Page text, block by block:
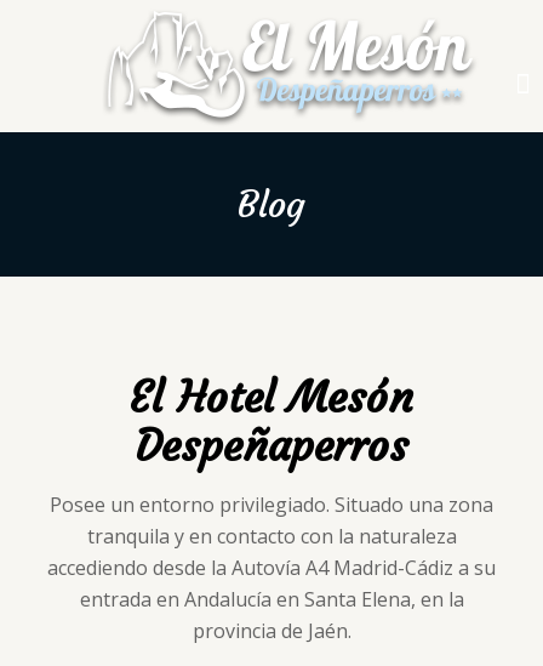
Blog
El Hotel Mesón
Despeñaperros
Posee un entorno privilegiado. Situado una zona
tranquila y en contacto con la naturaleza
accediendo desde la Autovía A4 Madrid-Cádiz a su
entrada en Andalucía en Santa Elena, en la
provincia de Jaén.